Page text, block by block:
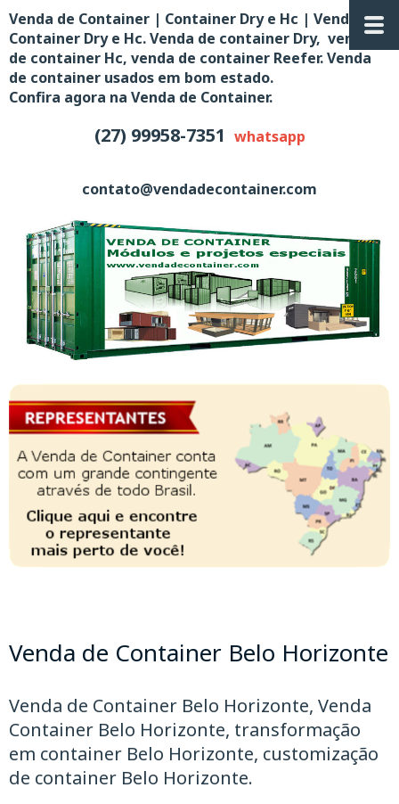
Venda de Container | Container Dry e Hc | Venda de
Container Dry e Hc. Venda de container Dry, venda
de container Hc, venda de container Reefer. Venda
de container usados em bom estado.
Confira agora na Venda de Container.
(27) 99958-7351 whatsapp
contato@vendadecontainer.com
Venda de Container Belo Horizonte
Venda de Container Belo Horizonte, Venda
Container Belo Horizonte, transformação
em container Belo Horizonte, customização
de container Belo Horizonte.